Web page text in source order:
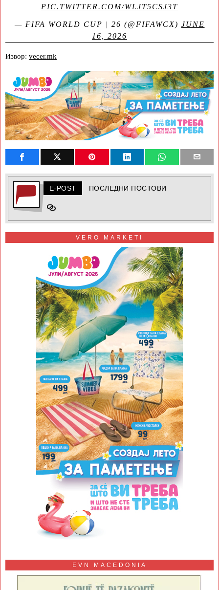
PIC.TWITTER.COM/WLJT5CSJ3T
— FIFA WORLD CUP | 26 (@FIFAWCX) JUNE
16, 2026
Извор: vecer.mk
E-POST ПОСЛЕДНИ ПОСТОВИ
VERO MARKETI
EVN MACEDONIA